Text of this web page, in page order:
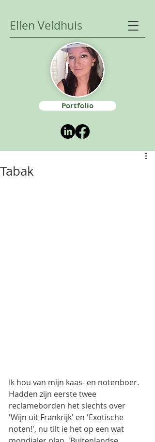
Ellen Veldhuis
Portfolio
Tabak
Ik hou van mijn kaas- en notenboer.
Hadden zijn eerste twee
reclameborden het slechts over
'Wijn uit Frankrijk' en 'Exotische
noten!', nu tilt ie het op een wat